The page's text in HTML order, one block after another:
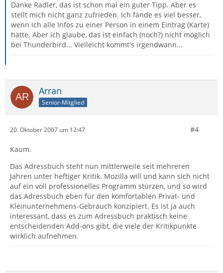
Danke Radler, das ist schon mal ein guter Tipp. Aber es
stellt mich nicht ganz zufrieden. Ich fände es viel besser,
wenn ich alle Infos zu einer Person in einem Eintrag (Karte)
hätte. Aber ich glaube, das ist einfach (noch?) nicht möglich
bei Thunderbird... Vielleicht kommt's irgendwann...
Arran
Senior-Mitglied
20. Oktober 2007 um 12:47 #4
Kaum.
Das Adressbuch steht nun mittlerweile seit mehreren
Jahren unter heftiger Kritik. Mozilla will und kann sich nicht
auf ein voll professionelles Programm stürzen, und so wird
das Adressbuch eben für den komfortablen Privat- und
Kleinunternehmens-Gebrauch konzipiert. Es ist ja auch
interessant, dass es zum Adressbuch praktisch keine
entscheidenden Add-ons gibt, die viele der Kritikpunkte
wirklich aufnehmen.